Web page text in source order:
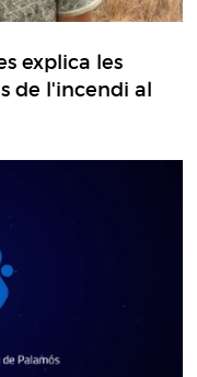
explica les
de l'incendi al